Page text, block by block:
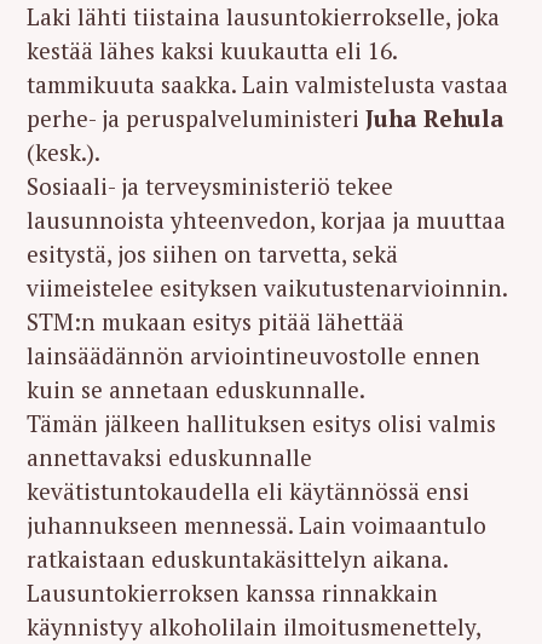
Laki lähti tiistaina lausuntokierrokselle, joka
kestää lähes kaksi kuukautta eli 16.
tammikuuta saakka. Lain valmistelusta vastaa
perhe- ja peruspalveluministeri Juha Rehula
(kesk.).
Sosiaali- ja terveysministeriö tekee
lausunnoista yhteenvedon, korjaa ja muuttaa
esitystä, jos siihen on tarvetta, sekä
viimeistelee esityksen vaikutustenarvioinnin.
STM:n mukaan esitys pitää lähettää
lainsäädännön arviointineuvostolle ennen
kuin se annetaan eduskunnalle.
Tämän jälkeen hallituksen esitys olisi valmis
annettavaksi eduskunnalle
kevätistuntokaudella eli käytännössä ensi
juhannukseen mennessä. Lain voimaantulo
ratkaistaan eduskuntakäsittelyn aikana.
Lausuntokierroksen kanssa rinnakkain
käynnistyy alkoholilain ilmoitusmenettely,